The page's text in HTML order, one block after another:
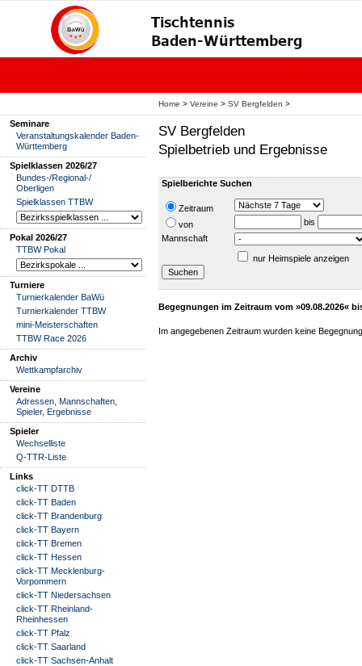
Home > Vereine > SV Bergfelden >
Seminare
Veranstaltungskalender Baden-
Württemberg
Spielklassen 2026/27
Bundes-/Regional-/
Oberligen
Spielklassen TTBW
Pokal 2026/27
TTBW Pokal
Turniere
Turnierkalender BaWü
Turnierkalender TTBW
mini-Meisterschaften
TTBW Race 2026
Archiv
Wettkampfarchiv
Vereine
Adressen, Mannschaften,
Spieler, Ergebnisse
Spieler
Wechselliste
Q-TTR-Liste
Links
click-TT DTTB
click-TT Baden
click-TT Brandenburg
click-TT Bayern
click-TT Bremen
click-TT Hessen
click-TT Mecklenburg-
Vorpommern
click-TT Niedersachsen
click-TT Rheinland-
Rheinhessen
click-TT Pfalz
click-TT Saarland
click-TT Sachsen-Anhalt
SV Bergfelden
Spielbetrieb und Ergebnisse
Spielberichte Suchen
Zeitraum
von
bis
Mannschaft
nur Heimspiele anzeigen
Begegnungen im Zeitraum vom »09.08.2026«
Im angegebenen Zeitraum wurden keine